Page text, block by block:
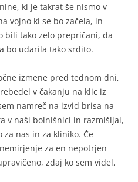
ki je takrat še nismo v
vojno ki se bo začela, in
bili tako zelo prepričani, da
bo udarila tako srdito.
izmene pred tednom dni,
v čakanju na klic iz
namreč na izvid brisa na
v naši bolnišnici in razmišljal,
nas in za kliniko. Če
za en nepotrjen
zdaj ko sem videl,